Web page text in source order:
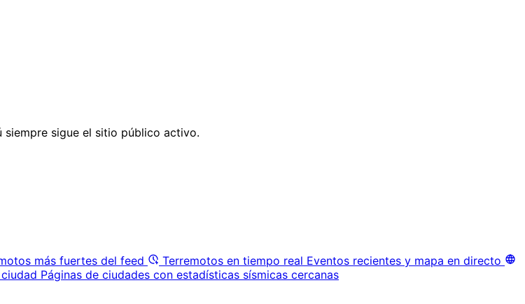
siempre sigue el sitio público activo.
más fuertes del feed Terremotos en tiempo real Eventos recientes y mapa en directo
Páginas de ciudades con estadísticas sísmicas cercanas